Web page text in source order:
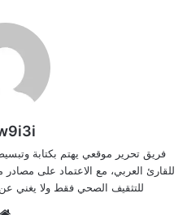
فريق تحرير موقعي يهتم بكتابة
للقارئ العربي، مع الاعتماد على
للتثقيف الصحي فقط ولا يغني